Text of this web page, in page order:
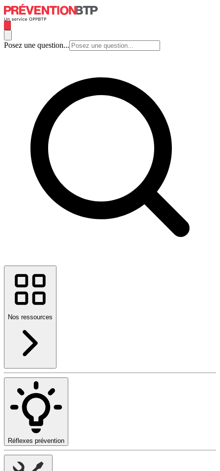
Posez une question...
Nos ressources
Réflexes prévention